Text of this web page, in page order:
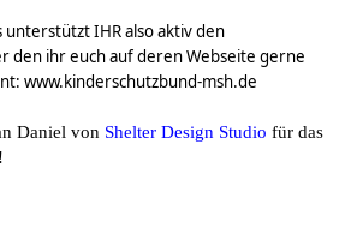
unterstützt IHR also aktiv den
den ihr euch auf deren Webseite gerne
www.kinderschutzbund-msh.de
Daniel von Shelter Design Studio für das